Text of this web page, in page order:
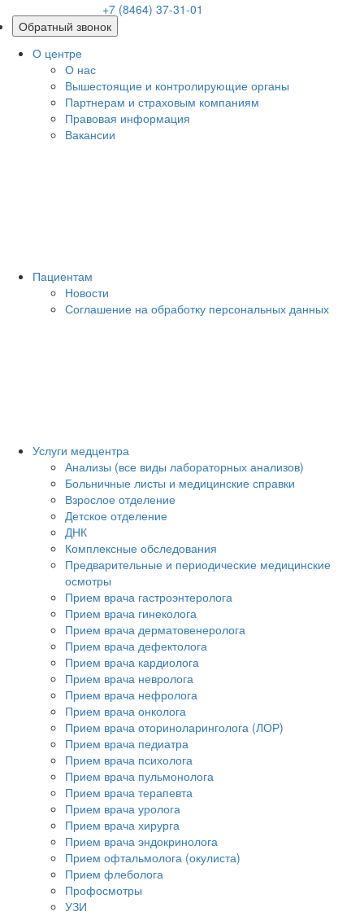
+7 (8464) 37-31-01
Обратный звонок
О центре
О нас
Вышестоящие и контролирующие органы
Партнерам и страховым компаниям
Правовая информация
Вакансии
Пациентам
Новости
Соглашение на обработку персональных данных
Услуги медцентра
Анализы (все виды лабораторных анализов)
Больничные листы и медицинские справки
Взрослое отделение
Детское отделение
ДНК
Комплексные обследования
Предварительные и периодические медицинские
осмотры
Прием врача гастроэнтеролога
Прием врача гинеколога
Прием врача дерматовенеролога
Прием врача дефектолога
Прием врача кардиолога
Прием врача невролога
Прием врача нефролога
Прием врача онколога
Прием врача оториноларинголога (ЛОР)
Прием врача педиатра
Прием врача психолога
Прием врача пульмонолога
Прием врача терапевта
Прием врача уролога
Прием врача хирурга
Прием врача эндокринолога
Прием офтальмолога (окулиста)
Прием флеболога
Профосмотры
УЗИ